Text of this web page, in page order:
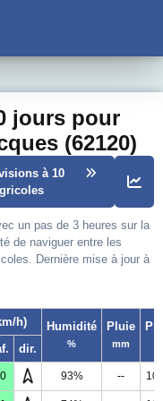
jours pour
(62120)
à 10
un pas de 3 heures sur la
de naviguer entre les
Dernière mise à jour à
h) Humidité
%
Pluie
mm
dir.
93% --